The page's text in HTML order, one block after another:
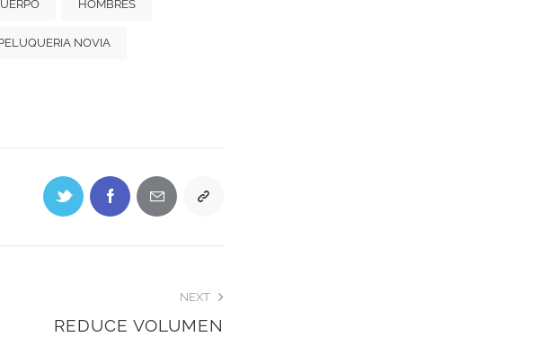
HOMBRES
NOVIA
NEXT
REDUCE VOLUMEN